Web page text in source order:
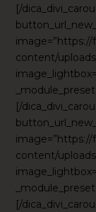
[/
content/
[/
content/
[/